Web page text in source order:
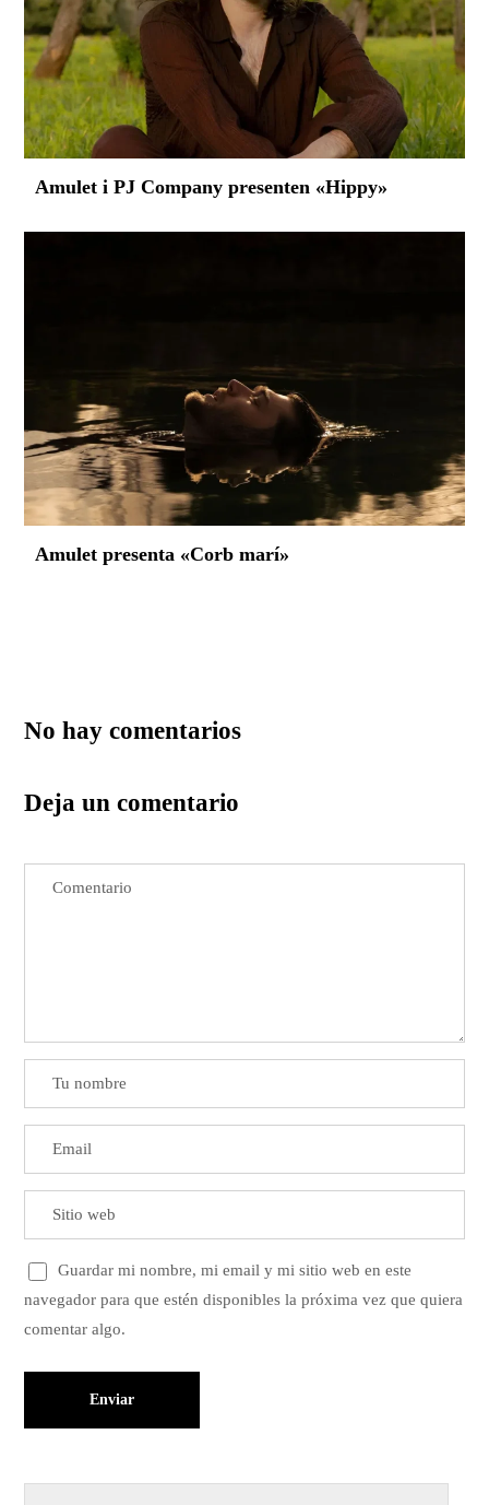
Amulet i PJ Company presenten «Hippy»
Amulet presenta «Corb marí»
No hay comentarios
Deja un comentario
Guardar mi nombre, mi email y mi sitio web en este
navegador para que estén disponibles la próxima vez que quiera
comentar algo.